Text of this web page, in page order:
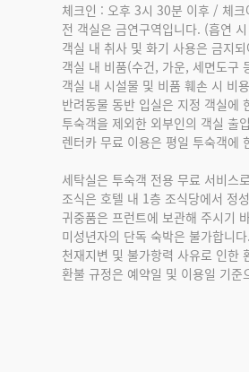
체크인 : 오후 3시 30분 이후 / 체
전 객실은 금연구역입니다. (흡연
객실 내 취사 및 화기 사용은 금지
객실 내 비품(수건, 가운, 세면도구
객실 내 시설물 및 비품 훼손 시 비
반려동물 동반 입실은 지정 객실에
투숙객을 제외한 외부인의 객실 출
렌터카 무료 이용은 평일 투숙객에
세탁실은 투숙객 전용 무료 서비스
조식은 호텔 내 1층 조식당에서 정
귀중품은 프런트에 보관해 주시기
미성년자의 단독 숙박은 불가합니다.
천재지변 및 불가항력 사유로 인한
환불 규정은 예약일 및 이용일 기